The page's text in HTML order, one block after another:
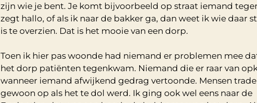
zijn wie je bent. Je komt bijvoorbeeld op straat iemand
zegt hallo, of als ik naar de bakker ga, dan weet ik wie daar
is te overzien. Dat is het mooie van een dorp.
Toen ik hier pas woonde had niemand er problemen mee
het dorp patiënten tegenkwam. Niemand die er raar van
wanneer iemand afwijkend gedrag vertoonde. Mensen
gewoon op als het te dol werd. Ik ging ook wel eens naar de